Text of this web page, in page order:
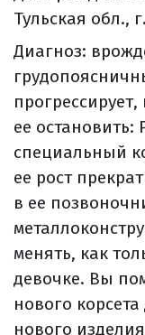
Тульская обл.,
Диагноз:
ее остановить:
специальный
ее рост
в ее
менять, как
девочке. Вы
нового
нового